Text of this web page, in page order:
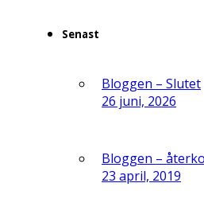
Senast
Bloggen – Slutet
26 juni, 2026
Bloggen –
23 april, 2019